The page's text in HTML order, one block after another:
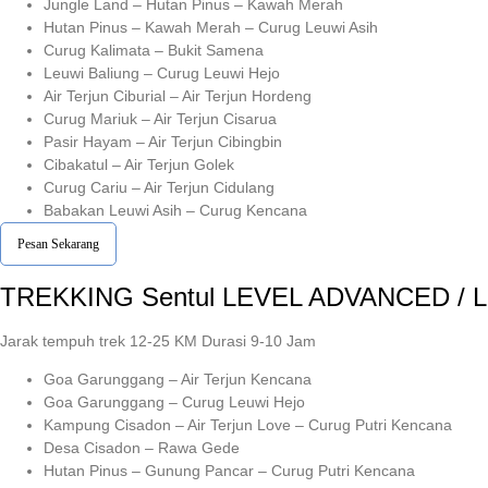
Jungle Land – Hutan Pinus – Kawah Merah
Hutan Pinus – Kawah Merah – Curug Leuwi Asih
Curug Kalimata – Bukit Samena
Leuwi Baliung – Curug Leuwi Hejo
Air Terjun Ciburial – Air Terjun Hordeng
Curug Mariuk – Air Terjun Cisarua
Pasir Hayam – Air Terjun Cibingbin
Cibakatul – Air Terjun Golek
Curug Cariu – Air Terjun Cidulang
Babakan Leuwi Asih – Curug Kencana
Pesan Sekarang
TREKKING Sentul LEVEL ADVANCED /
Jarak tempuh trek 12-25 KM Durasi 9-10 Jam
Goa Garunggang – Air Terjun Kencana
Goa Garunggang – Curug Leuwi Hejo
Kampung Cisadon – Air Terjun Love – Curug Putri Kencana
Desa Cisadon – Rawa Gede
Hutan Pinus – Gunung Pancar – Curug Putri Kencana